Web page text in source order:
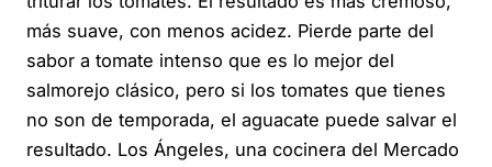
más suave, con menos acidez. Pierde parte del
sabor a tomate intenso que es lo mejor del
salmorejo clásico, pero si los tomates que tienes
no son de temporada, el aguacate puede salvar el
resultado. Los Ángeles, una cocinera del Mercado